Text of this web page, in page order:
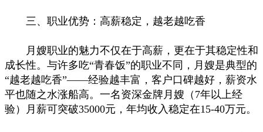
三、职业优势：高薪稳定，越老越吃香
月嫂职业的魅力不仅在于高薪，更在于其稳定性和
成长性。与许多吃“青春饭”的职业不同，月嫂是典型的
“越老越吃香”——经验越丰富，客户口碑越好，薪资水
平也随之水涨船高。一名资深金牌月嫂（7年以上经
验）月薪可突破35000元，年均收入稳定在15-40万元。